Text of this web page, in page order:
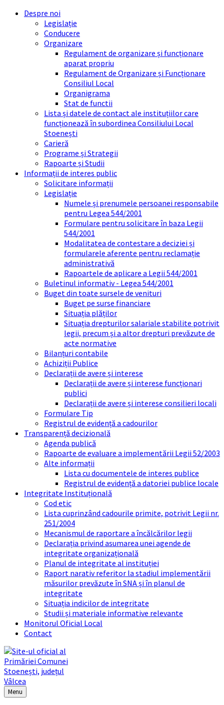
Skip
Skip
Skip
Skip
Despre noi
Legislație
Conducere
Organizare
Regulament de organizare și funcționare
aparat propriu
Regulament de Organizare și Funcționare
Consiliul Local
Organigrama
Stat de functii
Lista și datele de contact ale instituțiilor care
funcționează în subordinea Consiliului Local
Stoenești
Carieră
Programe și Strategii
Rapoarte și Studii
Informații de interes public
Solicitare informații
Legislație
Numele și prenumele persoanei responsabile
pentru Legea 544/2001
Formulare pentru solicitare în baza Legii
544/2001
Modalitatea de contestare a deciziei și
formularele aferente pentru reclamație
administrativă
Rapoartele de aplicare a Legii 544/2001
Buletinul informativ - Legea 544/2001
Buget din toate sursele de venituri
Buget pe surse financiare
Situația plăților
Situația drepturilor salariale stabilite potrivit
legii, precum și a altor drepturi prevăzute de
acte normative
Bilanțuri contabile
Achiziții Publice
Declarații de avere și interese
Declarații de avere și interese funcționari
publici
Declarații de avere și interese consilieri locali
Formulare Tip
Registrul de evidență a cadourilor
Transparență decizională
Agenda publică
Rapoarte de evaluare a implementării Legii 52/2003
Alte informații
Lista cu documentele de interes publice
Registrul de evidență a datoriei publice locale
Integritate Instituțională
Cod etic
Lista cuprinzând cadourile primite, potrivit Legii nr.
251/2004
Mecanismul de raportare a încălcărilor legii
Declarația privind asumarea unei agende de
integritate organizațională
Planul de integritate al instituției
Raport narativ referitor la stadiul implementării
măsurilor prevăzute în SNA și în planul de
integritate
Situația indicilor de integritate
Studii și materiale informative relevante
Monitorul Oficial Local
Contact
Menu